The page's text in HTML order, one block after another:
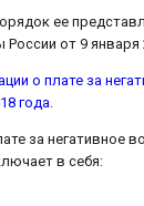
ее
от 9 января
о плате за
года
за негативное
в себя: